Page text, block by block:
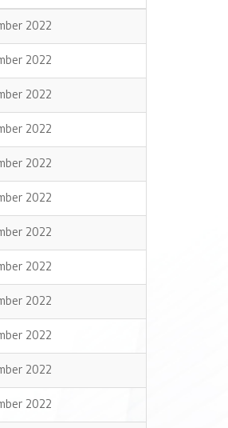
2022
2022
2022
2022
2022
2022
2022
2022
2022
2022
2022
2022